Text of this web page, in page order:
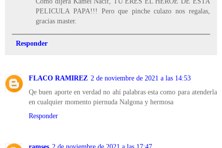
PELICULA PAPA!!! Pero que pinche culazo nos regalas,
gracias master.
Responder
FLACO RAMIREZ 2 de noviembre de 2021 a las 14:53
Qe buen aporte en verdad no ahí palabras esta como para atenderla
en cualquier momento piernuda Nalgona y hermosa
Responder